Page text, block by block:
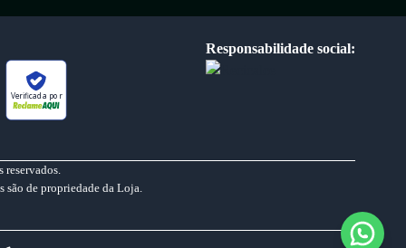
Verificada por
Responsabilidade social:
de propriedade da Loja.